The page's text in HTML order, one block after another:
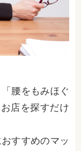
腰をもみほぐ
店を探すだけ
すすめのマッ